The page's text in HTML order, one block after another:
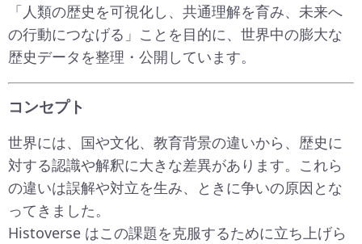
「人類の歴史を可視化し、共通理解を育み、未来へ
の行動につなげる」ことを目的に、世界中の膨大な
歴史データを整理・公開しています。
コンセプト
世界には、国や文化、教育背景の違いから、歴史に
対する認識や解釈に大きな差異があります。これら
の違いは誤解や対立を生み、ときに争いの原因とな
ってきました。
Histoverse はこの課題を克服するために立ち上げら